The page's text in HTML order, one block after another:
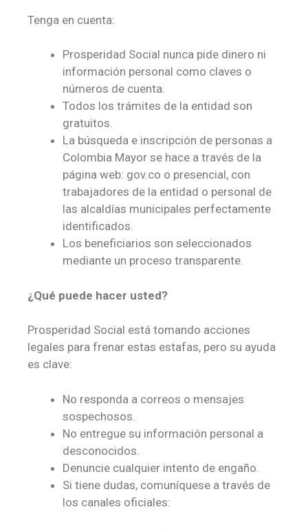
Tenga en cuenta:
Prosperidad Social nunca pide dinero ni
información personal como claves o
números de cuenta.
Todos los trámites de la entidad son
gratuitos.
La búsqueda e inscripción de personas a
Colombia Mayor se hace a través de la
página web: gov.co o presencial, con
trabajadores de la entidad o personal de
las alcaldías municipales perfectamente
identificados.
Los beneficiarios son seleccionados
mediante un proceso transparente.
¿Qué puede hacer usted?
Prosperidad Social está tomando acciones
legales para frenar estas estafas, pero su ayuda
es clave:
No responda a correos o mensajes
sospechosos.
No entregue su información personal a
desconocidos.
Denuncie cualquier intento de engaño.
Si tiene dudas, comuníquese a través de
los canales oficiales: